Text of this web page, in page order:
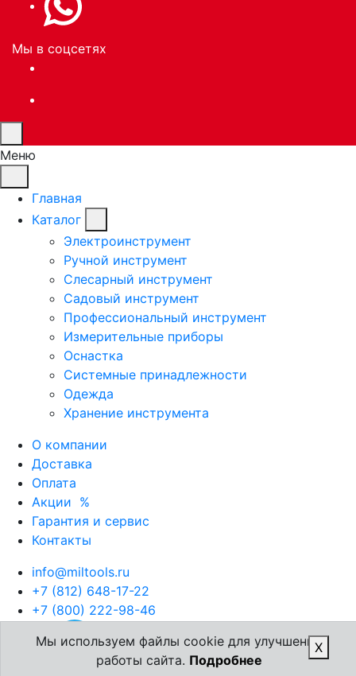
X
Мы используем файлы cookie для улучшения
работы сайта. Подробнее
Мы в соцсетях
Меню
Главная
Каталог
Электроинструмент
Ручной инструмент
Слесарный инструмент
Садовый инструмент
Профессиональный инструмент
Измерительные приборы
Оснастка
Системные принадлежности
Одежда
Хранение инструмента
О компании
Доставка
Оплата
Акции %
Гарантия и сервис
Контакты
info@miltools.ru
+7 (812) 648-17-22
+7 (800) 222-98-46